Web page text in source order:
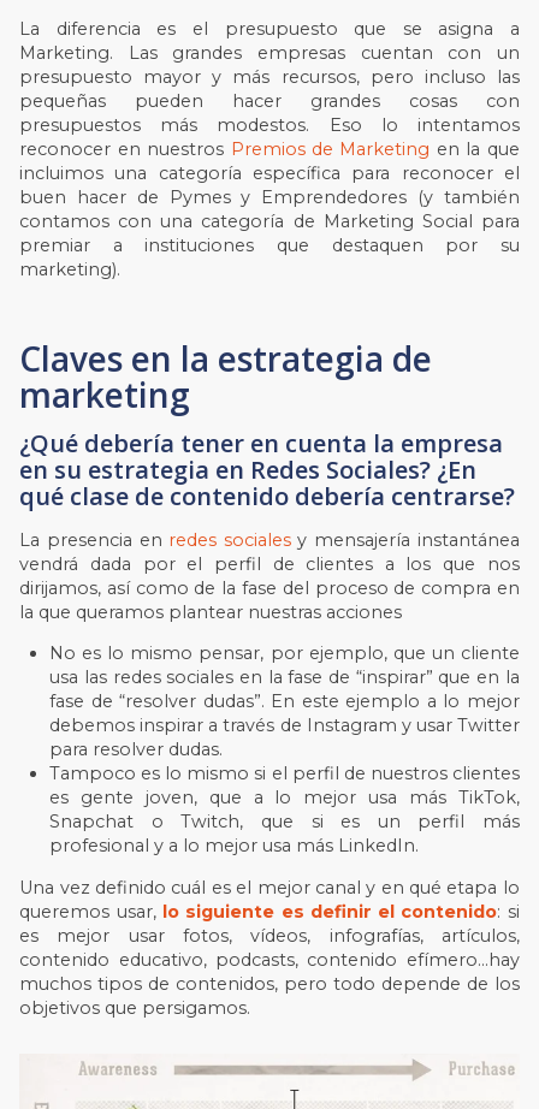
La diferencia es el presupuesto que se asigna a
Marketing. Las grandes empresas cuentan con un
presupuesto mayor y más recursos, pero incluso las
pequeñas pueden hacer grandes cosas con
presupuestos más modestos. Eso lo intentamos
reconocer en nuestros Premios de Marketing en la que
incluimos una categoría específica para reconocer el
buen hacer de Pymes y Emprendedores (y también
contamos con una categoría de Marketing Social para
premiar a instituciones que destaquen por su
marketing).
Claves en la estrategia de
marketing
¿Qué debería tener en cuenta la empresa
en su estrategia en Redes Sociales? ¿En
qué clase de contenido debería centrarse?
La presencia en redes socialesy mensajería instantánea
vendrá dada por el perfil de clientes a los que nos
dirijamos, así como de la fase del proceso de compra en
la que queramos plantear nuestras acciones
No es lo mismo pensar, por ejemplo, que un cliente
usa las redes sociales en la fase de “inspirar” que en la
fase de “resolver dudas”. En este ejemplo a lo mejor
debemos inspirar a través de Instagram y usar Twitter
para resolver dudas.
Tampoco es lo mismo si el perfil de nuestros clientes
es gente joven, que a lo mejor usa más TikTok,
Snapchat o Twitch, que si es un perfil más
profesional y a lo mejor usa más LinkedIn.
Una vez definido cuál es el mejor canal y en qué etapa lo
queremos usar, lo siguiente es definir el contenido: si
es mejor usar fotos, vídeos, infografías, artículos,
contenido educativo, podcasts, contenido efímero…hay
muchos tipos de contenidos, pero todo depende de los
objetivos que persigamos.